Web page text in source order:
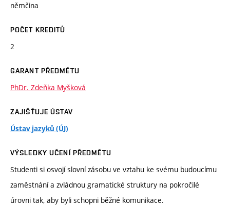
němčina
POČET KREDITŮ
2
GARANT PŘEDMĚTU
PhDr. Zdeňka Myšková
ZAJIŠŤUJE ÚSTAV
Ústav jazyků (ÚJ)
VÝSLEDKY UČENÍ PŘEDMĚTU
Studenti si osvojí slovní zásobu ve vztahu ke svému budoucímu
zaměstnání a zvládnou gramatické struktury na pokročilé
úrovni tak, aby byli schopni běžné komunikace.